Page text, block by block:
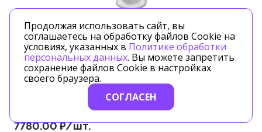
Артикул: 13061/03
Timo
Щетка для туалета Timo Saona (13061/03) черный
7780.00 ₽/шт.
Продолжая использовать сайт, вы
соглашаетесь на обработку файлов Cookie на
условиях, указанных в Политике обработки
персональных данных. Вы можете запретить
сохранение файлов Cookie в настройках
своего браузера.
СОГЛАСЕН